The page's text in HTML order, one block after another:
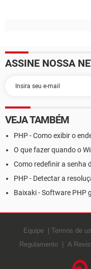
ASSINE NOSSA
VEJA TAMBÉM
PHP - Como exibir o
O que fazer quando o
Como redefinir a senha
PHP - Detectar a
Baixaki - Software PHP
Equipe Termos de
Regulamento
A